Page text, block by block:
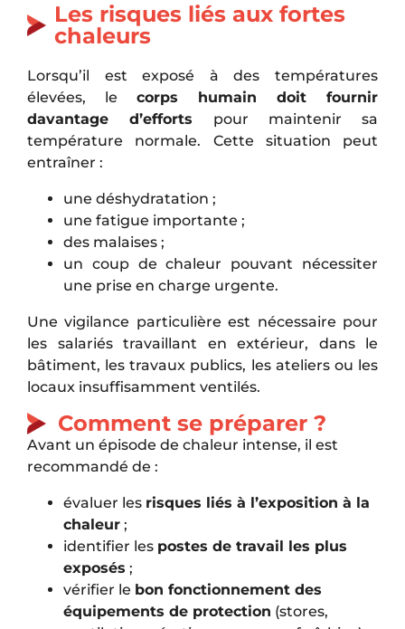
Les risques liés aux fortes
chaleurs
Lorsqu’il est exposé à des températures
élevées, le corps humain doit fournir
davantage d’efforts pour maintenir sa
température normale. Cette situation peut
entraîner :
une déshydratation ;
une fatigue importante ;
des malaises ;
un coup de chaleur pouvant nécessiter
une prise en charge urgente.
Une vigilance particulière est nécessaire pour
les salariés travaillant en extérieur, dans le
bâtiment, les travaux publics, les ateliers ou les
locaux insuffisamment ventilés.
Comment se préparer ?
Avant un épisode de chaleur intense, il est
recommandé de :
évaluer les risques liés à l’exposition à la
chaleur ;
identifier les postes de travail les plus
exposés ;
vérifier le bon fonctionnement des
équipements de protection (stores,